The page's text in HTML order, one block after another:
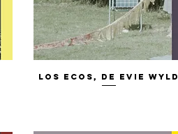
Vista rápida
Los Ecos, de Evie Wyld